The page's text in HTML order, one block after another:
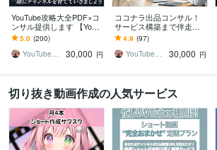
YouTube攻略大全PDF×コ
ンサル提供します 【YouT
ube攻略PDF】とコンサル
であなたのCHを伸ばす
5.0 (200)
YouTubeマーケティング大関
30,000 円
ココナラ出品コンサル！
サービス構築まで伴走し
ます ココナラ出品の不安
をまるっと解消！プロ出
品者がサポートします
4.9 (97)
YouTubeマーケティング大関
30,000 円
切り抜き動画作成の人気サービス